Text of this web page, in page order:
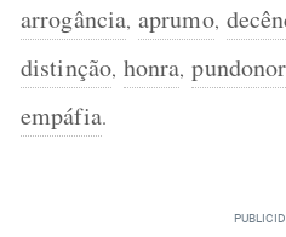
arrogância, aprumo,
distinção, honra, pundonor
empáfia.